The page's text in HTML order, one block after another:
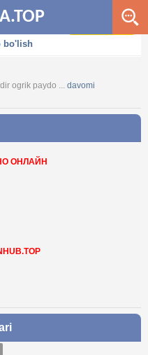
Dark / Light
bo'lish
ogrik paydo ... davomi
ОНЛАЙН